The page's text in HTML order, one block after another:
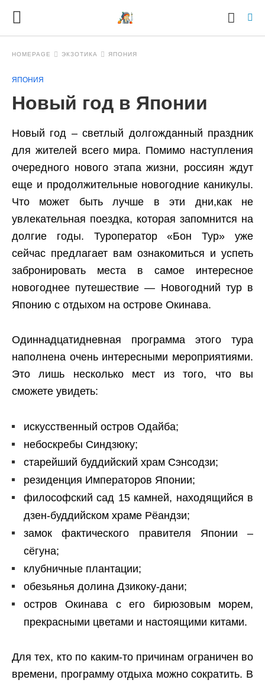
hit
HOMEPAGE ЭКЗОТИКА ЯПОНИЯ
ЯПОНИЯ
Новый год в Японии
Новый год – светлый долгожданный праздник
для жителей всего мира. Помимо наступления
очередного нового этапа жизни, россиян ждут
еще и продолжительные новогодние каникулы.
Что может быть лучше в эти дни,как не
увлекательная поездка, которая запомнится на
долгие годы. Туроператор «Бон Тур» уже
сейчас предлагает вам ознакомиться и успеть
забронировать места в самое интересное
новогоднее путешествие — Новогодний тур в
Японию с отдыхом на острове Окинава.
Одиннадцатидневная программа этого тура
наполнена очень интересными мероприятиями.
Это лишь несколько мест из того, что вы
сможете увидеть:
искусственный остров Одайба;
небоскребы Синдзюку;
старейший буддийский храм Сэнсодзи;
резиденция Императоров Японии;
философский сад 15 камней, находящийся в
дзен-буддийском храме Рёандзи;
замок фактического правителя Японии –
сёгуна;
клубничные плантации;
обезьянья долина Дзикоку-дани;
остров Окинава с его бирюзовым морем,
прекрасными цветами и настоящими китами.
Для тех, кто по каким-то причинам ограничен во
времени, программу отдыха можно сократить. В